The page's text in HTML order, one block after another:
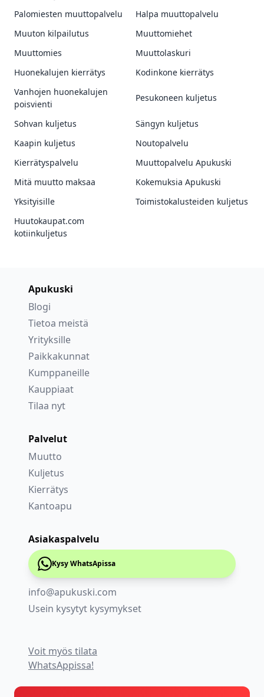
Palomiesten muuttopalvelu
Halpa muuttopalvelu
Muuton kilpailutus
Muuttomiehet
Muuttomies
Muuttolaskuri
Huonekalujen kierrätys
Kodinkone kierrätys
Vanhojen huonekalujen
poisvienti
Pesukoneen kuljetus
Sohvan kuljetus
Sängyn kuljetus
Kaapin kuljetus
Noutopalvelu
Kierrätyspalvelu
Muuttopalvelu Apukuski
Mitä muutto maksaa
Kokemuksia Apukuski
Yksityisille
Toimistokalusteiden kuljetus
Huutokaupat.com
kotiinkuljetus
Apukuski
Blogi
Tietoa meistä
Yrityksille
Paikkakunnat
Kumppaneille
Kauppiaat
Tilaa nyt
Palvelut
Muutto
Kuljetus
Kierrätys
Kantoapu
Asiakaspalvelu
Kysy WhatsApissa
info@apukuski.com
Usein kysytyt kysymykset
Voit myös tilata
WhatsAppissa!